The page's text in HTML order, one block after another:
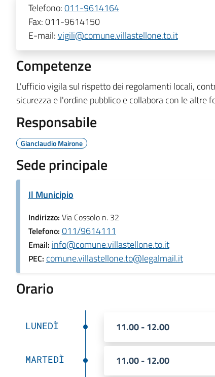
Telefono:011-9614164
Fax:011-9614150
E-mail:vigili@comune.villastellone.to.it
Competenze
L'ufficio vigila sul rispetto dei regolamenti locali,
sicurezza e l'ordine pubblico e collabora con le altre
Responsabile
Gianclaudio Mairone
Sede principale
Il Municipio
Indirizzo: Via Cossolo n. 32
Telefono: 011/9614111
Email: info@comune.villastellone.to.it
PEC: comune.villastellone.to@legalmail.it
Orario
LUNEDÌ 11.00 - 12.00
MARTEDÌ 11.00 - 12.00